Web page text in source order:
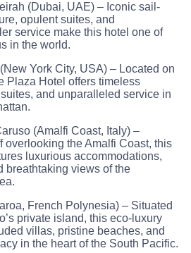
(Dubai, UAE) – Iconic sail-
opulent suites, and
service make this hotel one of
in the world.
York City, USA) – Located on
Plaza Hotel offers timeless
and unparalleled service in
(Amalfi Coast, Italy) –
overlooking the Amalfi Coast, this
luxurious accommodations,
breathtaking views of the
French Polynesia) – Situated
private island, this eco-luxury
villas, pristine beaches, and
in the heart of the South Pacific.